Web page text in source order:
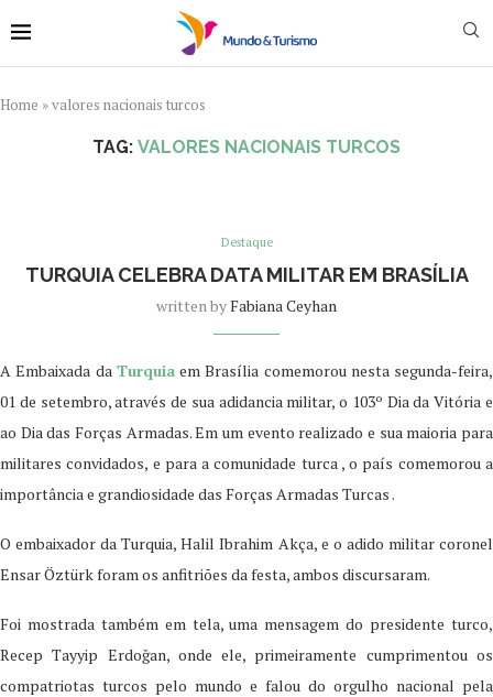
Home »valores nacionais turcos
TAG: VALORES NACIONAIS TURCOS
Destaque
TURQUIA CELEBRA DATA MILITAR EM BRASÍLIA
written byFabiana Ceyhan
A Embaixada da Turquiaem Brasília comemorou nesta segunda-feira,
01 de setembro, através de sua adidancia militar, o 103º Dia da Vitória e
ao Dia das Forças Armadas. Em um evento realizado e sua maioria para
militares convidados, e para a comunidade turca , o país comemorou a
importância e grandiosidade das Forças Armadas Turcas .
O embaixador da Turquia, Halil Ibrahim Akça, e o adido militar coronel
Ensar Öztürk foram os anfitriões da festa, ambos discursaram.
Foi mostrada também em tela, uma mensagem do presidente turco,
Recep Tayyip Erdoğan, onde ele, primeiramente cumprimentou os
compatriotas turcos pelo mundo e falou do orgulho nacional pela